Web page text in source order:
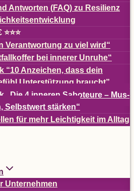
Ant­wor­ten (FAQ) zu Resi­li­enz
Ver­ant­wor­tung zu viel wird“
bei inne­rer Unruhe“
“10 Anzei­chen, dass dein
Unter­stüt­zung braucht”
Die 4 inne­ren Sabo­teure – Mus­
Selbst­wert stärken“
für mehr Leich­tig­keit im Alltag
Unternehmen